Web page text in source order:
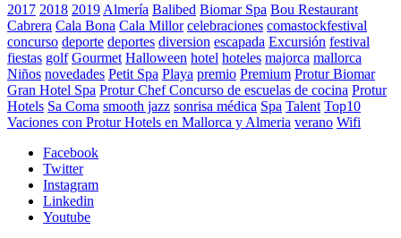
2017 2018 2019 Almería Balibed Biomar Spa Bou Restaurant
Cabrera Cala Bona Cala Millor celebraciones comastockfestival
concurso deporte deportes diversion escapada Excursión festival
fiestas golf Gourmet Halloween hotel hoteles majorca mallorca
Niños novedades Petit Spa Playa premio Premium Protur Biomar
Gran Hotel Spa Protur Chef Concurso de escuelas de cocina Protur
Hotels Sa Coma smooth jazz sonrisa médica Spa Talent Top10
Vaciones con Protur Hotels en Mallorca y Almeria verano Wifi
Facebook
Twitter
Instagram
Linkedin
Youtube